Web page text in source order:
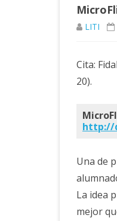
LITI
Cita:
20).
http://
Una de
La idea
mejor